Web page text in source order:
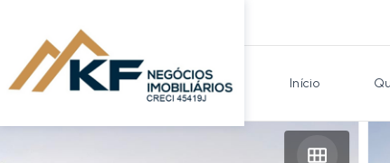
Início